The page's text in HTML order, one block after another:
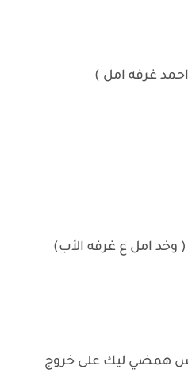
غرفه امل )
امل ع غرفه الأب)
همضي ليك على خروج